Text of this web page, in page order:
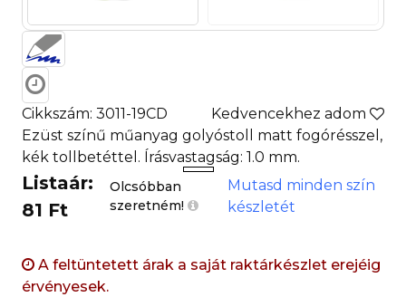
Cikkszám: 3011-19CD
Kedvencekhez adom
Ezüst színű műanyag golyóstoll matt fogórésszel,
kék tollbetéttel. Írásvastagság: 1.0 mm.
Listaár:
81 Ft
Olcsóbban
szeretném!
Mutasd minden szín
készletét
A feltüntetett árak a saját raktárkészlet erejéig
érvényesek.